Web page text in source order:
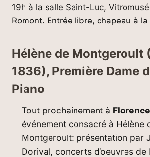
19h à la salle Saint-Luc,
Romont. Entrée libre, chapeau à
Hélène de Montgeroult
1836), Première Dame
Piano
Tout prochainement à Florence
événement consacré à Hélène
Montgeroult: présentation par
Dorival, concerts d’oeuvres de